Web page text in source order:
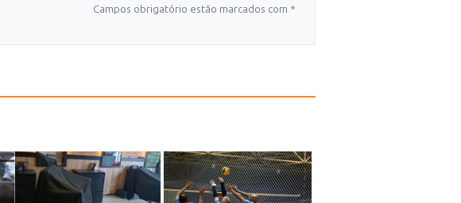
Campos obrigatório estão marcados com *